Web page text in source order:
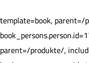
template=book,
parent=/produkte/,